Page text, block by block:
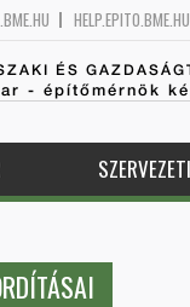
HELP.EPITO.BME.HU
ÉS
- építőmérnök